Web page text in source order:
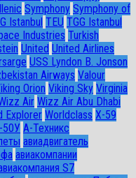
Symphony Symphony of
Istanbul TEU TGG Istanbul
Industries Turkish
United United Airlines
USS Lyndon B. Jonson
Airways Valour
Orion Viking Sky Virginia
Air Wizz Air Abu Dhabi
Explorer Worldclass X-59
50У А-Техникс
авиадвигатель
авиакомпании
S7